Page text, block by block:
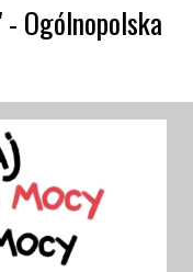
Ogólnopolska